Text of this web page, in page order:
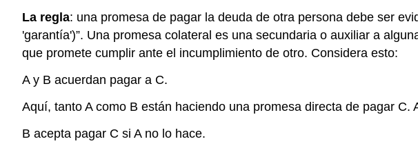
La regla: una promesa de pagar la deuda de otra persona debe ser
'garantía')”. Una promesa colateral es una secundaria o auxiliar a
que promete cumplir ante el incumplimiento de otro. Considera esto:
A y B acuerdan pagar a C.
Aquí, tanto A como B están haciendo una promesa directa de pagar
B acepta pagar C si A no lo hace.